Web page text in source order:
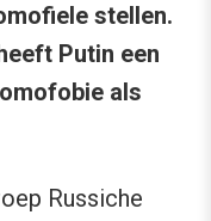
stellen.
Putin een
als
Russiche